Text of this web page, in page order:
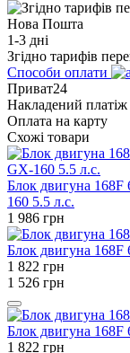
Нова Пошта
1-3 дні
Згідно тарифів
Способи оплати
Приват24
Накладений платіж
Оплата на карту
Схожі товари
Блок двигуна
160 5.5 л.с.
1 986 грн
Блок двигуна 168F
1 822 грн
1 526 грн
Блок двигуна 168F
1 822 грн